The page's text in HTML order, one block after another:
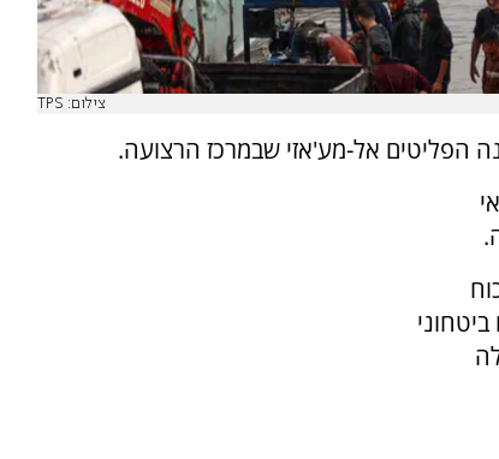
צילום: TPS
הפליטים אל-מע'אזי שבמרכז הרצועה.